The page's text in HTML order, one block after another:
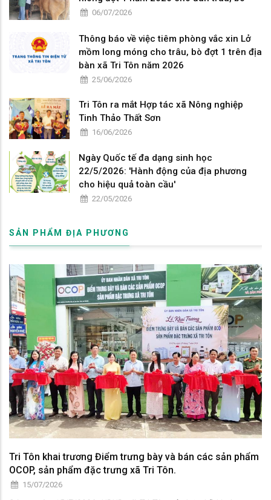
06/07/2026
Thông báo về việc tiêm phòng vắc xin Lở
mồm long móng cho trâu, bò đợt 1 trên địa
bàn xã Tri Tôn năm 2026
25/06/2026
Tri Tôn ra mắt Hợp tác xã Nông nghiệp
Tinh Thảo Thất Sơn
16/06/2026
Ngày Quốc tế đa dạng sinh học
22/5/2026: 'Hành động của địa phương
cho hiệu quả toàn cầu'
22/05/2026
SẢN PHẨM ĐỊA PHƯƠNG
Tri Tôn khai trương Điểm trưng bày và bán các sản phẩm
OCOP, sản phẩm đặc trưng xã Tri Tôn.
15/07/2026